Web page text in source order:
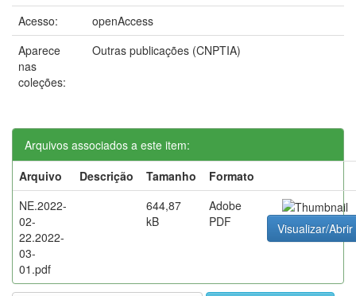
Acesso:
openAccess
Aparece
nas
coleções:
Outras publicações (CNPTIA)
Arquivos associados a este item:
Arquivo
Descrição Tamanho
Formato
NE.2022-
02-
22.2022-
03-
01.pdf
644,87
kB
Adobe
PDF
Visualizar/Abrir